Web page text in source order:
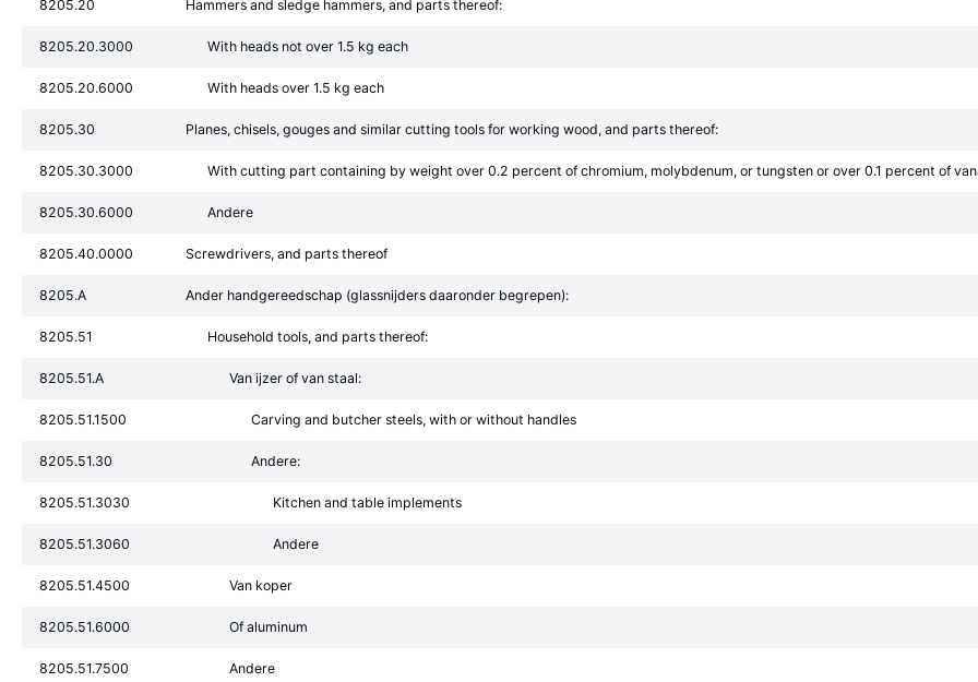
8205.20 Hammers and sledge hammers, and parts thereof:
8205.20.3000 With heads not over 1.5 kg each
8205.20.6000 With heads over 1.5 kg each
8205.30 Planes, chisels, gouges and similar cutting tools for working wood, and parts thereof:
8205.30.3000 With cutting part containing by weight over 0.2 percent of chromium, molybdenum, or tungsten or over 0.1 percent of
8205.30.6000 Andere
8205.40.0000 Screwdrivers, and parts thereof
8205.A Ander handgereedschap (glassnijders daaronder begrepen):
8205.51 Household tools, and parts thereof:
8205.51.A Van ijzer of van staal:
8205.51.1500 Carving and butcher steels, with or without handles
8205.51.30 Andere:
8205.51.3030 Kitchen and table implements
8205.51.3060 Andere
8205.51.4500 Van koper
8205.51.6000 Of aluminum
8205.51.7500 Andere